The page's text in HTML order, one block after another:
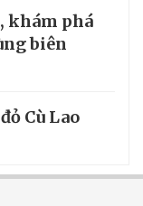
khám phá
biên
Cù Lao